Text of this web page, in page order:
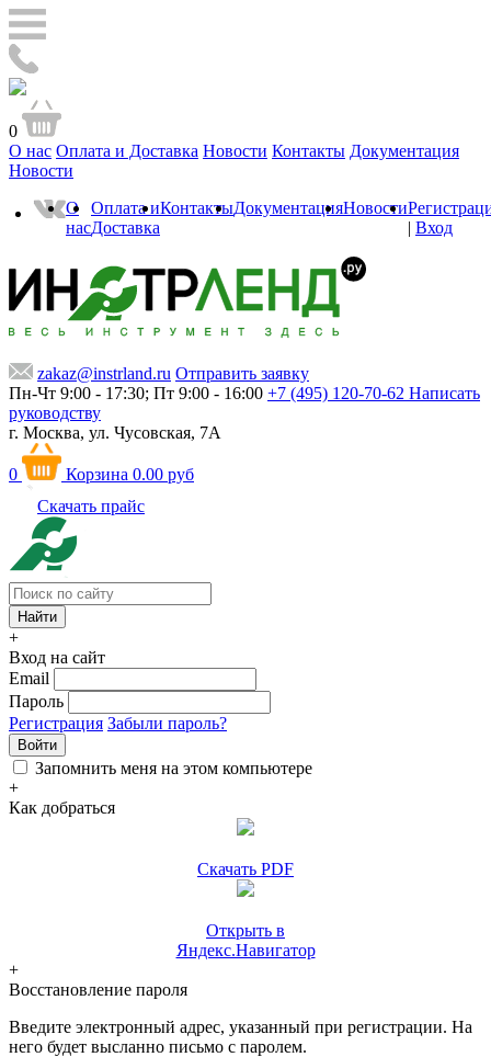
0
О нас Оплата и Доставка Новости Контакты Документация
Новости
О
нас
Оплата и
Доставка
КонтактыДокументацияНовости
| Вход
zakaz@instrland.ru Отправить заявку
Пн-Чт 9:00 - 17:30; Пт 9:00 - 16:00 +7 (495) 120-70-62 Написать
руководству
г. Москва, ул. Чусовская, 7А
0 Корзина 0.00 руб
Скачать прайс
+
Вход на сайт
Email
Пароль
Регистрация Забыли пароль?
Войти
Запомнить меня на этом компьютере
+
Как добраться
Скачать PDF
Открыть в
Яндекс.Навигатор
+
Восстановление пароля
Введите электронный адрес, указанный при регистрации. На
него будет высланно письмо с паролем.